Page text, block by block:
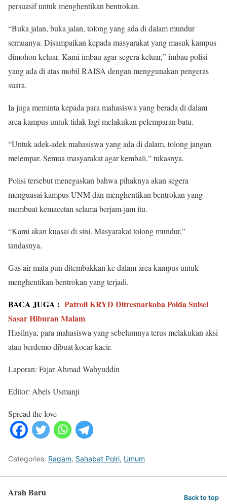
persuasif untuk menghentikan bentrokan.
“Buka jalan, buka jalan, tolong yang ada di dalam mundur
semuanya. Disampaikan kepada masyarakat yang masuk kampus
dimohon keluar. Kami imbau agar segera keluar,” imbau polisi
yang ada di atas mobil RAISA dengan menggunakan pengeras
suara.
Ia juga meminta kepada para mahasiswa yang berada di dalam
area kampus untuk tidak lagi melakukan pelemparan batu.
“Untuk adek-adek mahasiswa yang ada di dalam, tolong jangan
melempar. Semua masyarakat agar kembali,” tukasnya.
Polisi tersebut menegaskan bahwa pihaknya akan segera
menguasai kampus UNM dan menghentikan bentrokan yang
membuat kemacetan selama berjam-jam itu.
“Kami akan kuasai di sini. Masyarakat tolong mundur,”
tandasnya.
Gas air mata pun ditembakkan ke dalam area kampus untuk
menghentikan bentrokan yang terjadi.
BACA JUGA : Patroli KRYD Ditresnarkoba Polda Sulsel
Sasar Hiburan Malam
Hasilnya, para mahasiswa yang sebelumnya terus melakukan aksi
atau berdemo dibuat kocar-kacir.
Laporan: Fajar Ahmad Wahyuddin
Editor: Abels Usmanji
Spread the love
Categories: Ragam, Sahabat Polri, Umum
Arah Baru Back to top